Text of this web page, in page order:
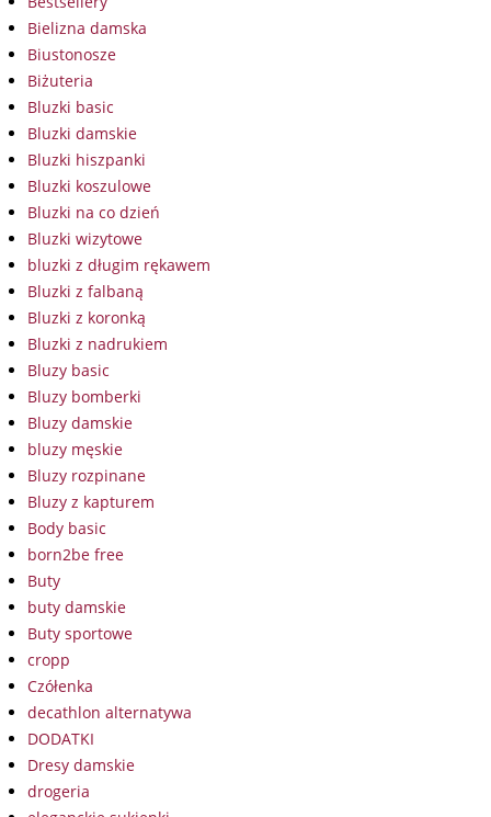
Bielizna damska
Biustonosze
Biżuteria
Bluzki basic
Bluzki damskie
Bluzki hiszpanki
Bluzki koszulowe
Bluzki na co dzień
Bluzki wizytowe
bluzki z długim rękawem
Bluzki z falbaną
Bluzki z koronką
Bluzki z nadrukiem
Bluzy basic
Bluzy bomberki
Bluzy damskie
bluzy męskie
Bluzy rozpinane
Bluzy z kapturem
Body basic
born2be free
Buty
buty damskie
Buty sportowe
cropp
Czółenka
decathlon alternatywa
DODATKI
Dresy damskie
drogeria